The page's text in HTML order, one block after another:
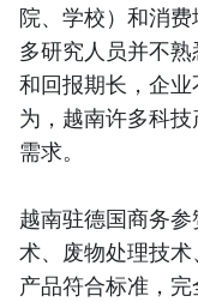
院、学校）和消
多研究人员并不
和回报期长，企
为，越南许多科
需求。
越南驻德国商务
术、废物处理技
产品符合标准，完